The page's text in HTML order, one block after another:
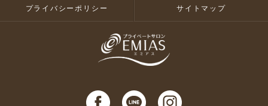
プライバシーポリシー サイトマップ